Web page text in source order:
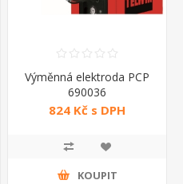
Výměnná elektroda PCP
690036
824 Kč s DPH
KOUPIT